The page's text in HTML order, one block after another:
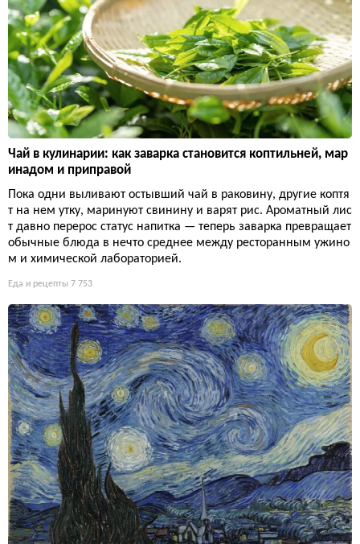
Чай в кулинарии: как заварка становится коптильней, мар
инадом и приправой
Пока одни выливают остывший чай в раковину, другие коптя
т на нем утку, маринуют свинину и варят рис. Ароматный лис
т давно перерос статус напитка — теперь заварка превращает
обычные блюда в нечто среднее между ресторанным ужино
м и химической лабораторией.
Еда и рецепты 7 753